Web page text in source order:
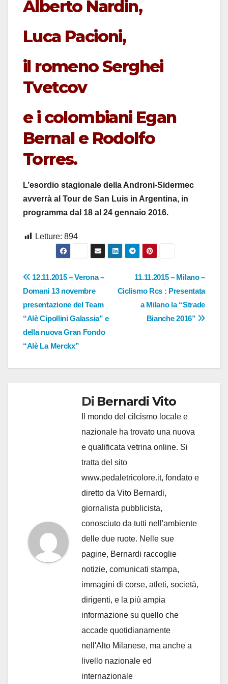
Alberto Nardin,
Luca Pacioni,
il romeno Serghei
Tvetcov
e i colombiani Egan
Bernal e Rodolfo
Torres.
L’esordio stagionale della Androni-Sidermec
avverrà al Tour de San Luis in Argentina, in
programma dal 18 al 24 gennaio 2016.
Letture: 894
Navigazione
articoli
11.11.2015 – Milano –
Ciclismo Rcs : Presentata
a Milano la “Strade
Bianche 2016”
12.11.2015 – Verona –
Domani 13 novembre
presentazione del Team
“Alè Cipollini Galassia” e
della nuova Gran Fondo
“Alè La Merckx”
Di Bernardi Vito
Il mondo del cilcismo locale e
nazionale ha trovato una nuova
e qualificata vetrina online. Si
tratta del sito
www.pedaletricolore.it, fondato e
diretto da Vito Bernardi,
giornalista pubblicista,
conosciuto da tutti nell'ambiente
delle due ruote. Nelle sue
pagine, Bernardi raccoglie
notizie, comunicati stampa,
immagini di corse, atleti, società,
dirigenti, e la più ampia
informazione su quello che
accade quotidianamente
nell'Alto Milanese, ma anche a
livello nazionale ed
internazionale